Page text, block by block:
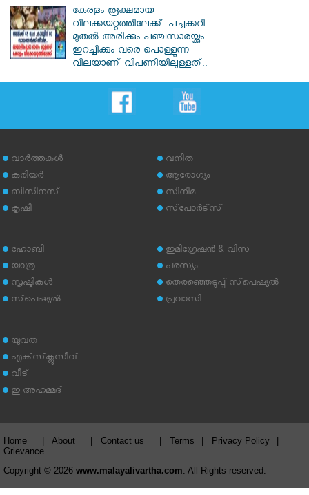
കേരളം രൂക്ഷമായ
വിലക്കയറ്റത്തിലേക്ക്..പച്ചക്കറി
മുതൽ അരിക്കും പഞ്ചസാരയ്ക്കും
ഇറച്ചിക്കും വരെ പൊള്ളുന്ന
വിലയാണ് വിപണിയിലുള്ളത്..
വാര്‍ത്തകള്‍
കരിയര്‍
ബിസിനസ്
കൃഷി
വനിത
ആരോഗ്യം
സിനിമ
സ്‌പോര്‍ട്‌സ്
ഹോബി
യാത്ര
സൃഷ്ടികള്‍
സ്‌പെഷ്യല്‍
ഇമിഗ്രേഷന്‍ & വിസ
പരസ്യം
തെരഞ്ഞെടുപ്പ് സ്‌പെഷ്യല്‍
പ്രവാസി
യുവത
എക്‌സ്‌ക്ലൂസീവ്
വീട്
ഇ അഹമ്മദ്‌
Home About Contact us Terms Privacy Policy
Grievance
Copyright © 2026 www.malayalivartha.com . All Rights reserved.